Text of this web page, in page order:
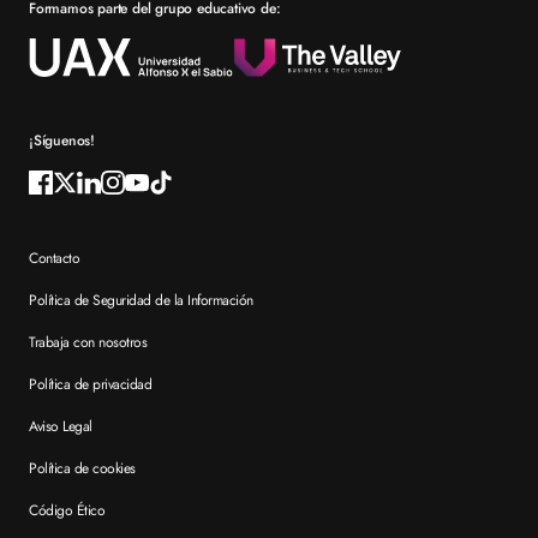
Por qué elegir XTART
Reconocimientos
Formamos parte del grupo educativo de:
¡Síguenos!
Contacto
Política de Seguridad de la Información
Trabaja con nosotros
Política de privacidad
Aviso Legal
Política de cookies
Código Ético